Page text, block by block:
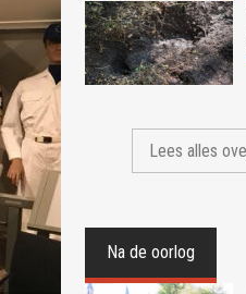
Lees alles
Na de oorlog